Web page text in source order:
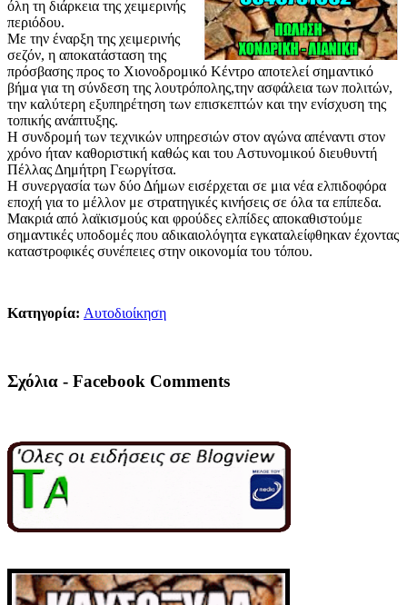
όλη τη διάρκεια της χειμερινής
περιόδου.
Με την έναρξη της χειμερινής
σεζόν, η αποκατάσταση της
πρόσβασης προς το Χιονοδρομικό Κέντρο αποτελεί σημαντικό
βήμα για τη σύνδεση της λουτρόπολης,την ασφάλεια των πολιτών,
την καλύτερη εξυπηρέτηση των επισκεπτών και την ενίσχυση της
τοπικής ανάπτυξης.
Η συνδρομή των τεχνικών υπηρεσιών στον αγώνα απέναντι στον
χρόνο ήταν καθοριστική καθώς και του Αστυνομικού διευθυντή
Πέλλας Δημήτρη Γεωργίτσα.
Η συνεργασία των δύο Δήμων εισέρχεται σε μια νέα ελπιδοφόρα
εποχή για το μέλλον με στρατηγικές κινήσεις σε όλα τα επίπεδα.
Μακριά από λαϊκισμούς και φρούδες ελπίδες αποκαθιστούμε
σημαντικές υποδομές που αδικαιολόγητα εγκαταλείφθηκαν έχοντας
καταστροφικές συνέπειες στην οικονομία του τόπου.
Κατηγορία: Αυτοδιοίκηση
Σχόλια - Facebook Comments